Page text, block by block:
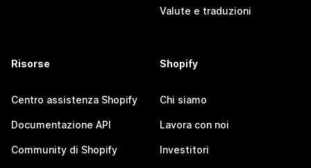
Valute e traduzioni
Risorse
Centro assistenza Shopify
Documentazione API
Community di Shopify
Shopify
Chi siamo
Lavora con noi
Investitori